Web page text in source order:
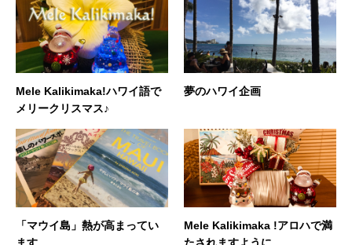
Mele Kalikimaka!ハワイ語で
メリークリスマス♪
夢のハワイ企画
「マウイ島」熱が高まってい
Mele Kalikimaka !アロハで満
ロミロミサロン ロミロミスクール Instagram